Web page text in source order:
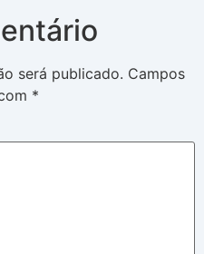
será publicado. Campos
*